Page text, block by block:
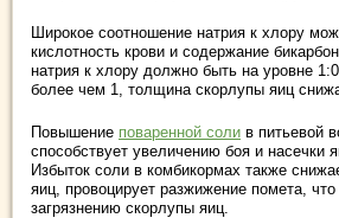
Широкое соотношение натрия к хлору
кислотность крови и содержание
натрия к хлору должно быть на уровне
более чем 1, толщина скорлупы яиц
Повышение поваренной соли в питьевой
способствует увеличению боя и насечки
Избыток соли в комбикормах также
яиц, провоцирует разжижение помета, что
загрязнению скорлупы яиц.